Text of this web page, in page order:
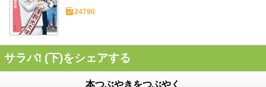
24790
サラバ! (下)をシェアする
本つぶやきをつぶやく